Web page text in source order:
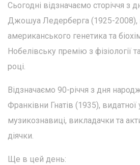
Сьогодні відзначаємо сторіччя з
Джошуа Ледерберга (1925-2008),
американського генетика та
Нобелівську премію з фізіології
році.
Відзначаємо 90-річчя з дня
Франківни Гнатів (1935), видатної
музикознавиці, викладачки та
діячки.
Ще в цей день: